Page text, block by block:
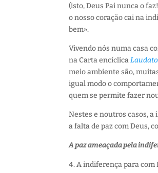
(isto, Deus Pai nunca o
o nosso coração cai na
bem».
Vivendo nós numa casa
na Carta encíclicaLaudato
meio ambiente são,
igual modo o
quem se permite fazer
Nestes e noutros casos,
a falta de paz com Deus,
A paz ameaçada pela
A indiferença para com